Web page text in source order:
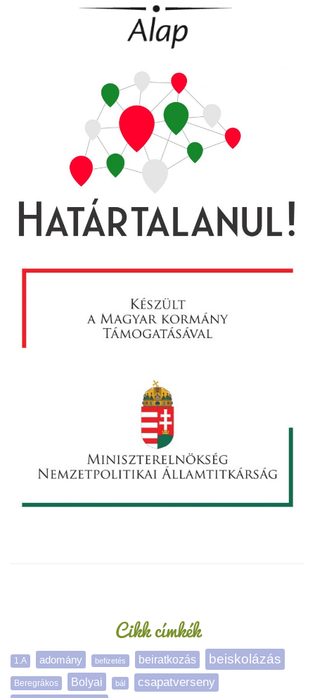
Cikk címkék
1.A adomány befizetés beiratkozás beiskolázás
Beregrákos Bolyai bál csapatverseny